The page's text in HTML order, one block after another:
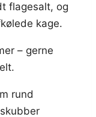
flagesalt, og
kage.
– gerne
rund